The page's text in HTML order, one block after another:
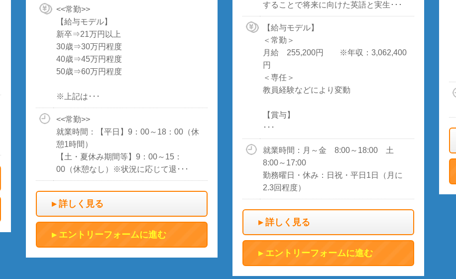
<<常勤>>
【給与モデル】
新卒⇒21万円以上
30歳⇒30万円程度
40歳⇒45万円程度
50歳⇒60万円程度
※上記は･･･
<<常勤>>
就業時間：【平日】9：00～18：00（休
憩1時間）
【土・夏休み期間等】9：00～15：
00（休憩なし）※状況に応じて退･･･
詳しく見る
エントリーフォームに進む
することで将来に向けた英語と実生･･･
【給与モデル】
＜常勤＞
月給 255,200円 ※年収：3,062,400
円
＜専任＞
教員経験などにより変動
【賞与】
･･･
就業時間：月～金 8:00～18:00 土
8:00～17:00
勤務曜日・休み：日祝・平日1日（月に
2.3回程度）
詳しく見る
エントリーフォームに進む